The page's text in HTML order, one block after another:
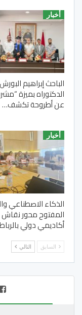
أخبار
الباحث إبراهيم
الدكتوراه بميزة
عن أطروحة تكشف…
أخبار
الذكاء الاصطناعي
المفتوح محور نقاش
أكاديمي دولي بالرباط
السابق التالي